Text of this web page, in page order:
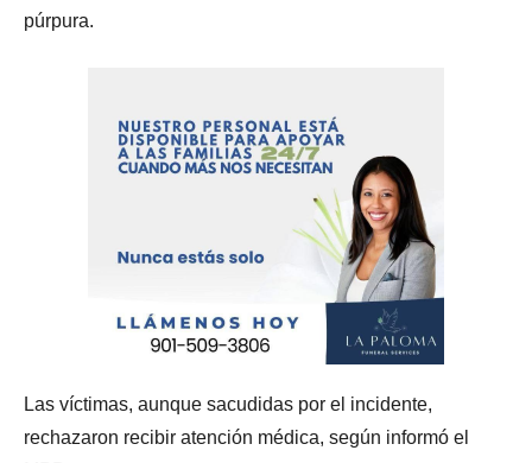
púrpura.
Las víctimas, aunque sacudidas por el incidente,
rechazaron recibir atención médica, según informó el